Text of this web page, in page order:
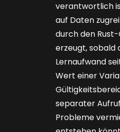
verantwortlich
auf Daten
durch den
erzeugt, sobald
Lernaufwand
Wert einer
separater
Probleme